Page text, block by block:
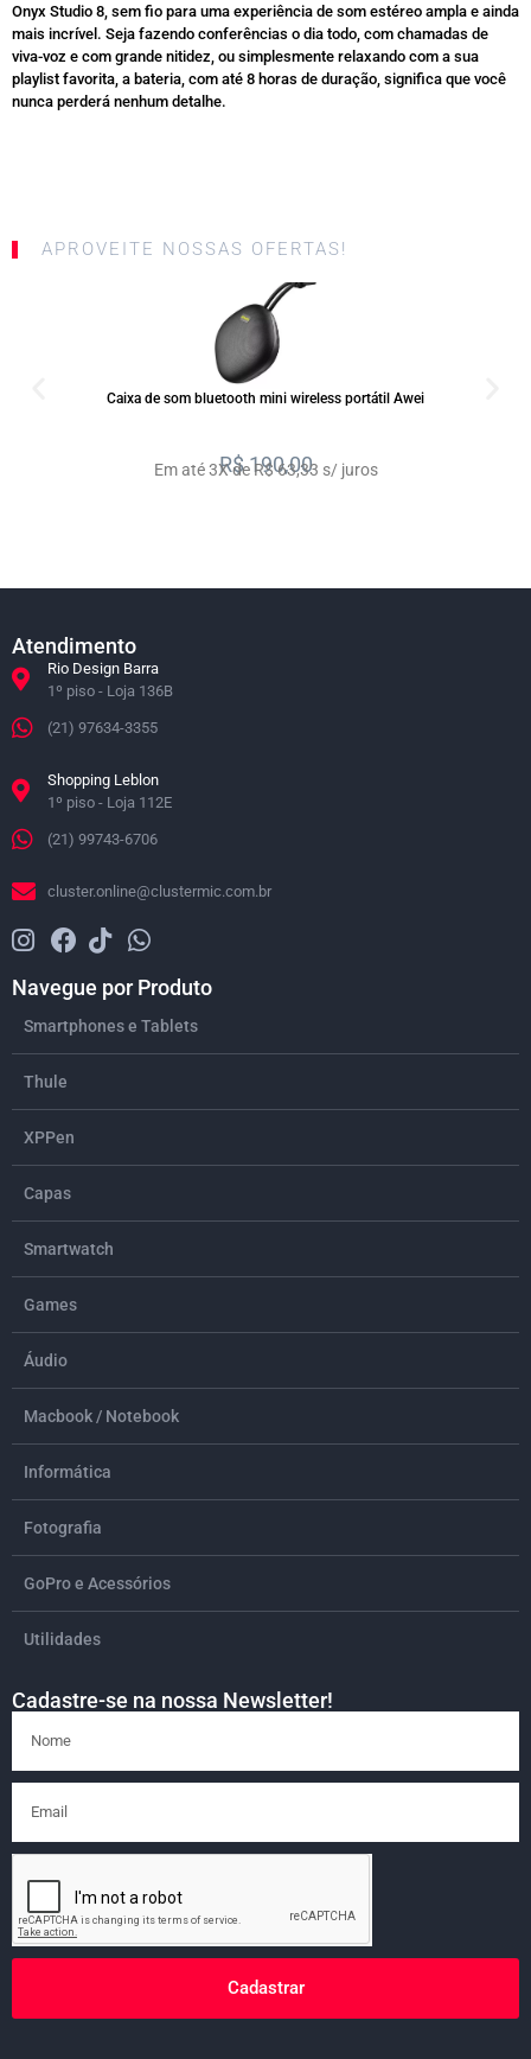
Onyx Studio 8, sem fio para uma experiência de som estéreo ampla e ainda
mais incrível. Seja fazendo conferências o dia todo, com chamadas de
viva-voz e com grande nitidez, ou simplesmente relaxando com a sua
playlist favorita, a bateria, com até 8 horas de duração, significa que você
nunca perderá nenhum detalhe.
APROVEITE NOSSAS OFERTAS!
Caixa de som bluetooth mini wireless portátil Awei
R$190,00
Em até 3X de R$ 63,33 s/ juros
Atendimento
Rio Design Barra
1º piso - Loja 136B
(21) 97634-3355
Shopping Leblon
1º piso - Loja 112E
(21) 99743-6706
cluster.online@clustermic.com.br
Navegue por Produto
Smartphones e Tablets
Thule
XPPen
Capas
Smartwatch
Games
Áudio
Macbook / Notebook
Informática
Fotografia
GoPro e Acessórios
Utilidades
Cadastre-se na nossa Newsletter!
Cadastrar